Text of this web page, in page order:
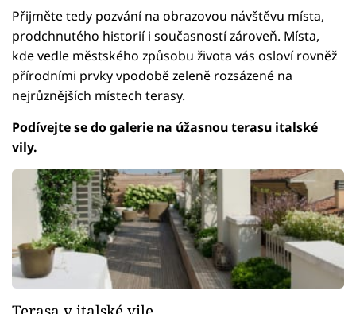
Přijměte tedy pozvání na obrazovou návštěvu místa,
prodchnutého historií i současností zároveň. Místa,
kde vedle městského způsobu života vás osloví rovněž
přírodními prvky vpodobě zeleně rozsázené na
nejrůznějších místech terasy.
Podívejte se do galerie na úžasnou terasu italské
vily.